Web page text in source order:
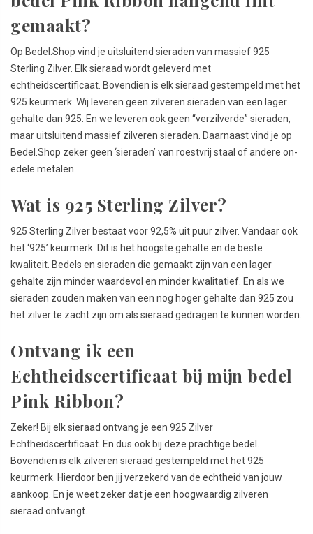
gemaakt?
Op Bedel.Shop vind je uitsluitend sieraden van massief 925
Sterling Zilver. Elk sieraad wordt geleverd met
echtheidscertificaat. Bovendien is elk sieraad gestempeld met het
925 keurmerk. Wij leveren geen zilveren sieraden van een lager
gehalte dan 925. En we leveren ook geen “verzilverde” sieraden,
maar uitsluitend massief zilveren sieraden. Daarnaast vind je op
Bedel.Shop zeker geen ‘sieraden’ van roestvrij staal of andere on-
edele metalen.
Wat is 925 Sterling Zilver?
925 Sterling Zilver bestaat voor 92,5% uit puur zilver. Vandaar ook
het ‘925’ keurmerk. Dit is het hoogste gehalte en de beste
kwaliteit. Bedels en sieraden die gemaakt zijn van een lager
gehalte zijn minder waardevol en minder kwalitatief. En als we
sieraden zouden maken van een nog hoger gehalte dan 925 zou
het zilver te zacht zijn om als sieraad gedragen te kunnen worden.
Ontvang ik een
Echtheidscertificaat bij mijn bedel
Pink Ribbon?
Zeker! Bij elk sieraad ontvang je een 925 Zilver
Echtheidscertificaat. En dus ook bij deze prachtige bedel.
Bovendien is elk zilveren sieraad gestempeld met het 925
keurmerk. Hierdoor ben jij verzekerd van de echtheid van jouw
aankoop. En je weet zeker dat je een hoogwaardig zilveren
sieraad ontvangt.